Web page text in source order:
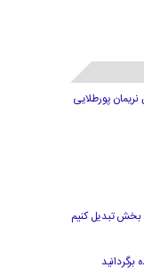
نریمان پورطلایی
بخش تبدیل کنیم